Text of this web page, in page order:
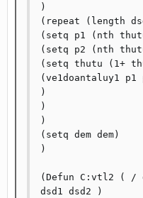
)
(repeat (length
(setq p1 (nth
(setq p2 (nth
(setq thutu (1+
(ve1doantaluy1 p1
)
)
)
(setq dem dem)
)
(Defun C:vtl2 ( /
dsd1 dsd2 )